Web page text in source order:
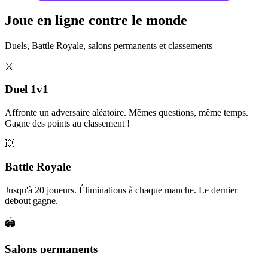
Joue en ligne contre le monde
Duels, Battle Royale, salons permanents et classements
⚔️
Duel 1v1
Affronte un adversaire aléatoire. Mêmes questions, même temps.
Gagne des points au classement !
💥
Battle Royale
Jusqu'à 20 joueurs. Éliminations à chaque manche. Le dernier
debout gagne.
🏟️
Salons permanents